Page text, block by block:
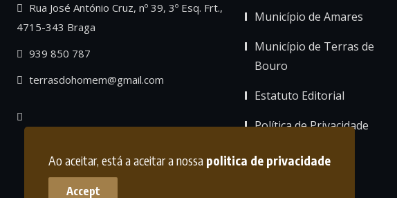
Ao aceitar, está a aceitar a nossa politica de privacidade
Accept
Rua José António Cruz, nº 39, 3º Esq. Frt.,
4715-343 Braga
939 850 787
terrasdohomem@gmail.com
Município de Amares
Município de Terras de
Bouro
Estatuto Editorial
Política de Privacidade